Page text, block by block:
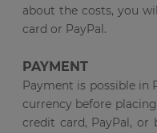
about the costs, you
card or PayPal.
PAYMENT
Payment is possible in
currency before
credit card, PayPal, or